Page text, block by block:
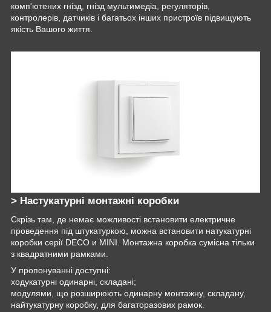
комп'ютених гнізд, гнізд мультимедіа, регуляторів,
контролерів, датчиків і багатьох інших пристроїв підвищують
якість Вашого життя.
> Настукатурні монтажні коробки
Скрізь там, де немає можливості встановити електричне
проведення під штукатуркою, можна встановити натукатурні
коробки серії DECO и MINI. Монтажна коробка сумісна тільки
з квадратними рамками.
У пропонуванні доступні:
ходукатурні одинарні, складані;
модулями, що розширюють одинарну монтажну, складану,
найтукатурну коробку, для багаторазових рамок.